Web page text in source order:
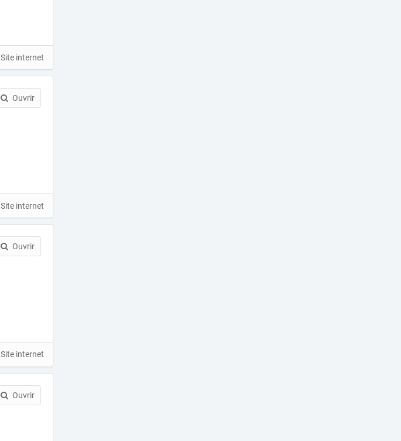
Site internet
Ouvrir
Site internet
Ouvrir
Site internet
Ouvrir